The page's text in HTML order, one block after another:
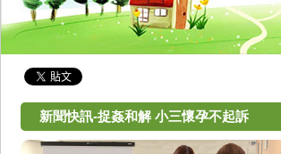
新聞快訊-捉姦和解 小三懷孕不起訴